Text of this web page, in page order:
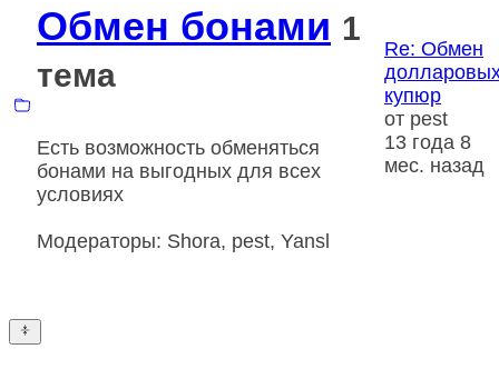
Обмен бонами 1
тема
Есть возможность обменяться
бонами на выгодных для всех
условиях
Модераторы: Shora, pest, Yansl
Re: Обмен
купюр
от pest
13 года 8
мес. назад